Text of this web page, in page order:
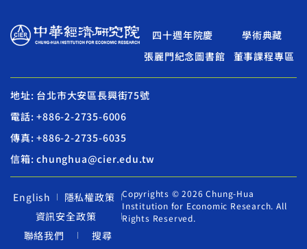
四十週年院慶
學術典藏
張麗門紀念圖書館
董事課程專區
地址: 台北市大安區長興街75號
電話: +886-2-2735-6006
傳真: +886-2-2735-6035
信箱: chunghua@cier.edu.tw
English
隱私權政策
資訊安全政策
聯絡我們
搜尋
Copyrights © 2026 Chung-Hua
Institution for Economic Research. All
Rights Reserved.